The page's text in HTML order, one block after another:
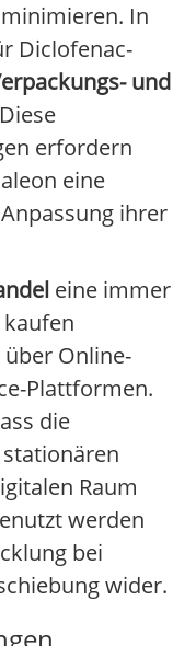
In
Diclofenac-
und
erfordern
eine
ihrer
eine immer
Online-
Plattformen.
die
Raum
werden
bei
wider.